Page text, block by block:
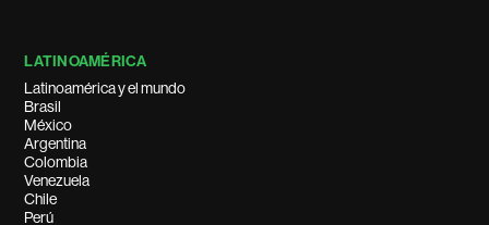
LATINOAMÉRICA
Latinoamérica y el mundo
Brasil
México
Argentina
Colombia
Venezuela
Chile
Perú